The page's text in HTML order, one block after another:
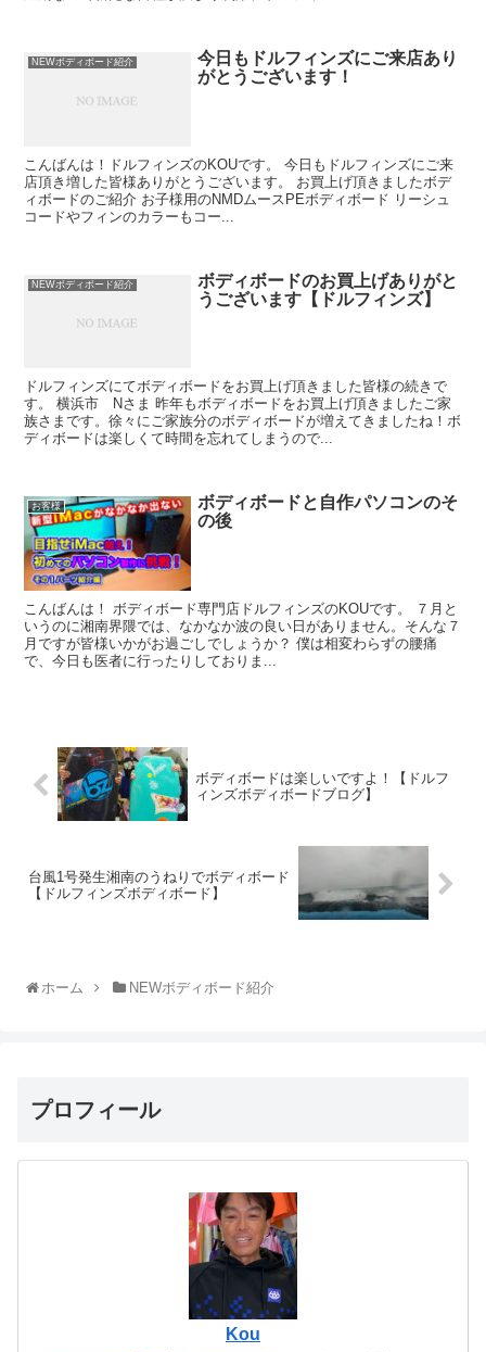
NEWボディボード紹介
今日もドルフィンズにご来店あり
がとうございます！
こんばんは！ドルフィンズのKOUです。 今日もドルフィンズにご来
店頂き増した皆様ありがとうございます。 お買上げ頂きましたボデ
ィボードのご紹介 お子様用のNMDムースPEボディボード リーシュ
コードやフィンのカラーもコー...
NEWボディボード紹介
ボディボードのお買上げありがと
うございます【ドルフィンズ】
ドルフィンズにてボディボードをお買上げ頂きました皆様の続きで
す。 横浜市 Nさま 昨年もボディボードをお買上げ頂きましたご家
族さまです。徐々にご家族分のボディボードが増えてきましたね！ボ
ディボードは楽しくて時間を忘れてしまうので...
お客様
ボディボードと自作パソコンのそ
の後
こんばんは！ ボディボード専門店ドルフィンズのKOUです。 ７月と
いうのに湘南界隈では、なかなか波の良い日がありません。そんな７
月ですが皆様いかがお過ごしでしょうか？ 僕は相変わらずの腰痛
で、今日も医者に行ったりしておりま...
ボディボードは楽しいですよ！【ドルフ
ィンズボディボードブログ】
台風1号発生湘南のうねりでボディボード
【ドルフィンズボディボード】
ホーム NEWボディボード紹介
プロフィール
Kou